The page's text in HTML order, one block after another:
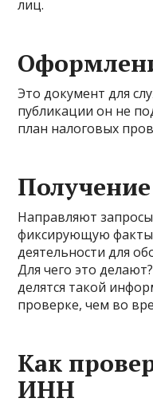
лиц.
Это документ для
публикации он не
план налоговых
Направляют
фиксирующую факты
деятельности для
Для чего это
делятся такой
проверке, чем во
Как
ИНН